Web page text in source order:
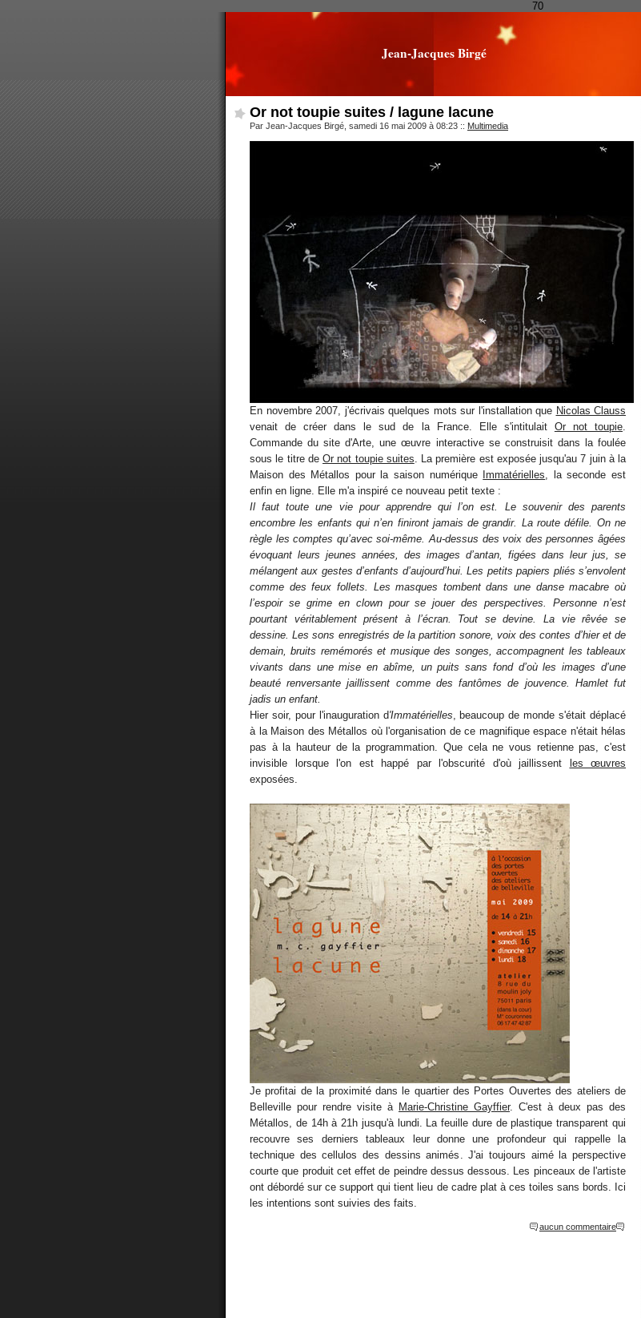
70
Jean-Jacques Birgé
Or not toupie suites / lagune lacune
Par Jean-Jacques Birgé, samedi 16 mai 2009 à 08:23 :: Multimedia
En novembre 2007, j'écrivais quelques mots sur l'installation que Nicolas Clauss
venait de créer dans le sud de la France. Elle s'intitulait Or not toupie
Commande du site d'Arte, une œuvre interactive se construisit dans la foulée
sous le titre de Or not toupie suites . La première est exposée jusqu'au 7 juin à la
Maison des Métallos pour la saison numérique
Immatérielles , la seconde est
enfin en ligne. Elle m'a inspiré ce nouveau petit texte :
Il faut toute une vie pour apprendre qui l’on est. Le souvenir des parents
encombre les enfants qui n’en finiront jamais de grandir. La route défile. On ne
règle les comptes qu’avec soi-même. Au-dessus des voix des personnes âgées
évoquant leurs jeunes années, des images d’antan, figées dans leur jus, se
mélangent aux gestes d’enfants d’aujourd’hui. Les petits papiers pliés s’envolent
comme des feux follets. Les masques tombent dans une danse macabre où
l’espoir se grime en clown pour se jouer des perspectives. Personne n’est
pourtant véritablement présent à l’écran. Tout se devine. La vie rêvée se
dessine. Les sons enregistrés de la partition sonore, voix des contes d’hier et de
demain, bruits remémorés et musique des songes, accompagnent les tableaux
vivants dans une mise en abîme, un puits sans fond d’où les images d’une
beauté renversante jaillissent comme des fantômes de jouvence. Hamlet fut
jadis un enfant.
Hier soir, pour l'inauguration d'Immatérielles , beaucoup de monde s'était déplacé
à la Maison des Métallos où l'organisation de ce magnifique espace n'était hélas
pas à la hauteur de la programmation. Que cela ne vous retienne pas, c'est
invisible lorsque l'on est happé par l'obscurité d'où jaillissent
les œuvres
exposées.
Je profitai de la proximité dans le quartier des Portes Ouvertes des ateliers de
Belleville pour rendre visite à Marie-Christine Gayffier. C'est à deux pas des
Métallos, de 14h à 21h jusqu'à lundi. La feuille dure de plastique transparent qui
recouvre ses derniers tableaux leur donne une profondeur qui rappelle la
technique des cellulos des dessins animés. J'ai toujours aimé la perspective
courte que produit cet effet de peindre dessus dessous. Les pinceaux de l'artiste
ont débordé sur ce support qui tient lieu de cadre plat à ces toiles sans bords. Ici
les intentions sont suivies des faits.
aucun commentaire